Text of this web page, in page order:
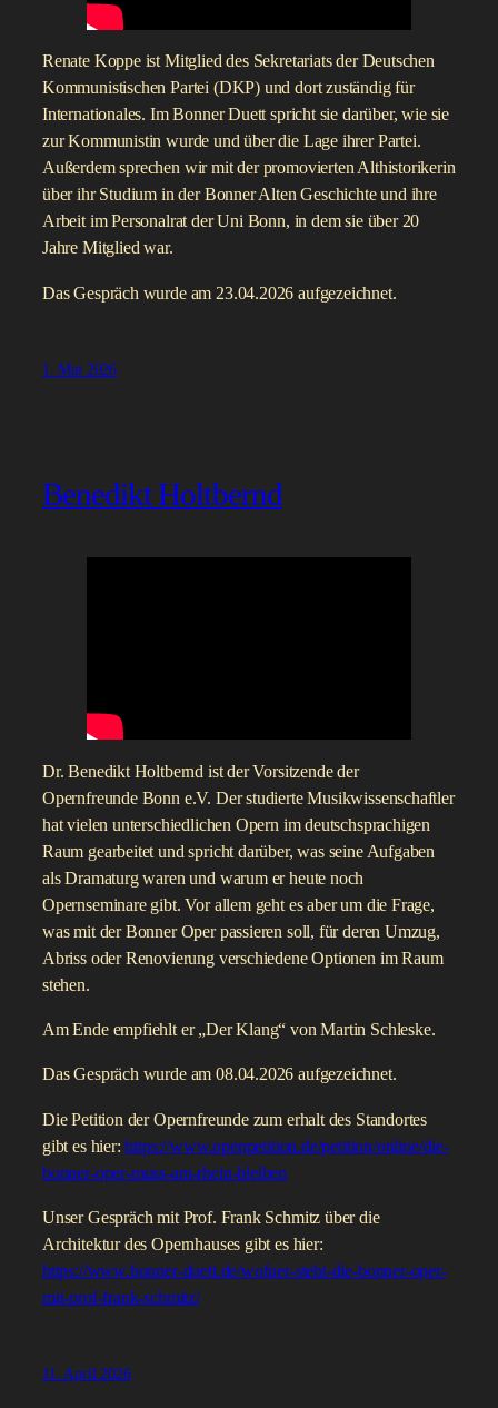
Renate Koppe ist Mitglied des Sekretariats der Deutschen
Kommunistischen Partei (DKP) und dort zuständig für
Internationales. Im Bonner Duett spricht sie darüber, wie sie
zur Kommunistin wurde und über die Lage ihrer Partei.
Außerdem sprechen wir mit der promovierten Althistorikerin
über ihr Studium in der Bonner Alten Geschichte und ihre
Arbeit im Personalrat der Uni Bonn, in dem sie über 20
Jahre Mitglied war.
Das Gespräch wurde am 23.04.2026 aufgezeichnet.
1. Mai 2026
Benedikt Holtbernd
Dr. Benedikt Holtbernd ist der Vorsitzende der
Opernfreunde Bonn e.V. Der studierte Musikwissenschaftler
hat vielen unterschiedlichen Opern im deutschsprachigen
Raum gearbeitet und spricht darüber, was seine Aufgaben
als Dramaturg waren und warum er heute noch
Opernseminare gibt. Vor allem geht es aber um die Frage,
was mit der Bonner Oper passieren soll, für deren Umzug,
Abriss oder Renovierung verschiedene Optionen im Raum
stehen.
Am Ende empfiehlt er „Der Klang“ von Martin Schleske.
Das Gespräch wurde am 08.04.2026 aufgezeichnet.
Die Petition der Opernfreunde zum erhalt des Standortes
gibt es hier:https://www.openpetition.de/petition/online/die-
bonner-oper-muss-am-rhein-bleiben
Unser Gespräch mit Prof. Frank Schmitz über die
Architektur des Opernhauses gibt es hier:
https://www.bonner-duett.de/wofuer-steht-die-bonner-oper-
mit-prof-frank-schmitz/
11. April 2026